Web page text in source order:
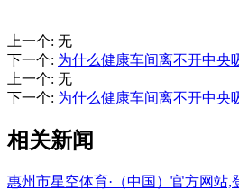
上一个: 无
下一个: 为什么健康车间离不开中央
上一个: 无
下一个: 为什么健康车间离不开中央
相关新闻
惠州市星空体育·（中国）官方网站,